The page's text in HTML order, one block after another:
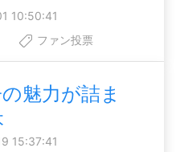
10:50:41
ファン投票
魅力が詰ま
15:37:41